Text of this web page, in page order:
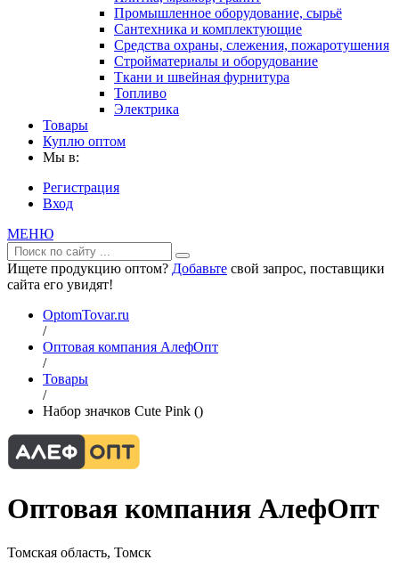
Промышленное оборудование, сырьё
Сантехника и комплектующие
Средства охраны, слежения, пожаротушения
Стройматериалы и оборудование
Ткани и швейная фурнитура
Топливо
Электрика
Товары
Куплю оптом
Мы в:
Регистрация
Вход
МЕНЮ
Ищете продукцию оптом? Добавьте свой запрос, поставщики
сайта его увидят!
OptomTovar.ru
/
Оптовая компания АлефОпт
/
Товары
/
Набор значков Cute Pink ()
Оптовая компания АлефОпт
Томская область, Томск